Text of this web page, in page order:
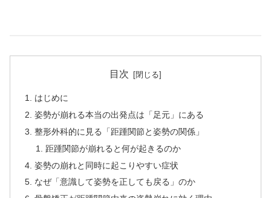
目次
はじめに
姿勢が崩れる本当の出発点は「足元」にある
整形外科的に見る「距踵関節と姿勢の関係」
距踵関節が崩れると何が起きるのか
姿勢の崩れと同時に起こりやすい症状
なぜ「意識して姿勢を正しても戻る」のか